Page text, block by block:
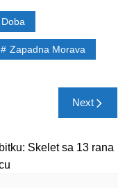
Zapadna Morava
Next